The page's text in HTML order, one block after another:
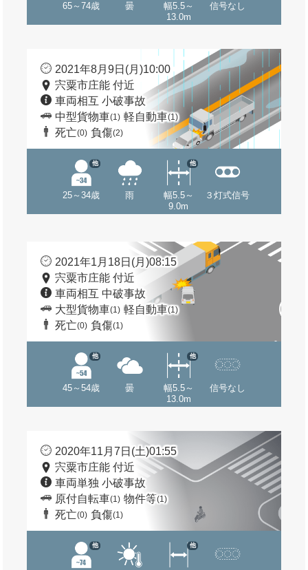
65～74歳 曇
幅5.5～
13.0m
信号なし
2021年8月9日(月)10:00
宍粟市庄能 付近
車両相互 小破事故
中型貨物車(1) 軽自動車(1)
死亡(0) 負傷(2)
25～34歳
他
雨
幅5.5～
9.0m
他
３灯式信号
2021年1月18日(月)08:15
宍粟市庄能 付近
車両相互 中破事故
大型貨物車(1) 軽自動車(1)
死亡(0) 負傷(1)
45～54歳
他
曇
幅5.5～
13.0m
他
信号なし
2020年11月7日(土)01:55
宍粟市庄能 付近
車両単独 小破事故
原付自転車(1) 物件等(1)
死亡(0) 負傷(1)
他 他